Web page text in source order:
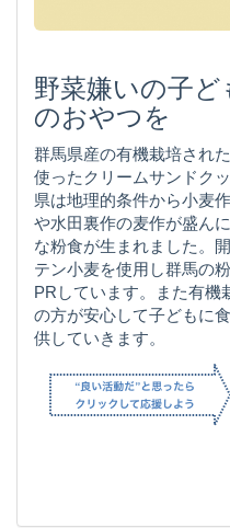
野菜嫌いの子
のおやつを
群馬県産の有機栽培され
使ったクリームサンドク
県は地理的条件から小麦
や水田裏作の麦作が盛ん
な粉食が生まれました。
テン小麦を使用し群馬の
PRしています。また有機
の方が安心して子どもに
供していきます。